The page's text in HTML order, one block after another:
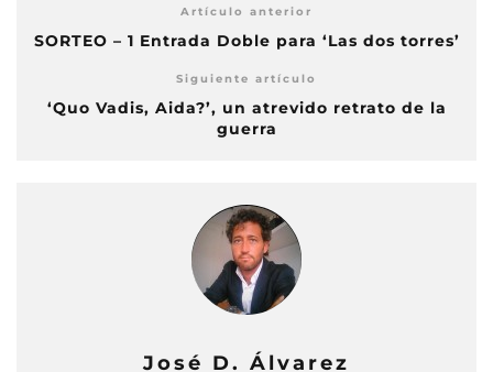
Artículo anterior
SORTEO – 1 Entrada Doble para ‘Las dos torres’
Siguiente artículo
‘Quo Vadis, Aida?’, un atrevido retrato de la
guerra
José D. Álvarez